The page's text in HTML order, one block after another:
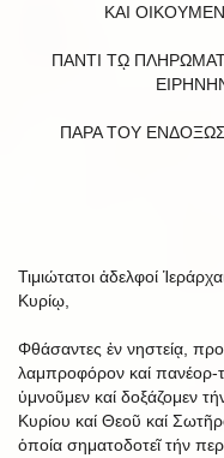
ΚΑΙ
ΠΑΝΤΙ Τῼ
ΠΑΡΑ ΤΟΥ
Τιμιώτατοι ἀδελφοί
Κυρίῳ,
Φθάσαντες ἐν νηστείᾳ,
λαμπροφόρον καί πανέορ-
ὑμνοῦμεν καί δοξάζομεν
Κυρίου καί Θεοῦ καί
ὁποία σηματοδοτεῖ τήν